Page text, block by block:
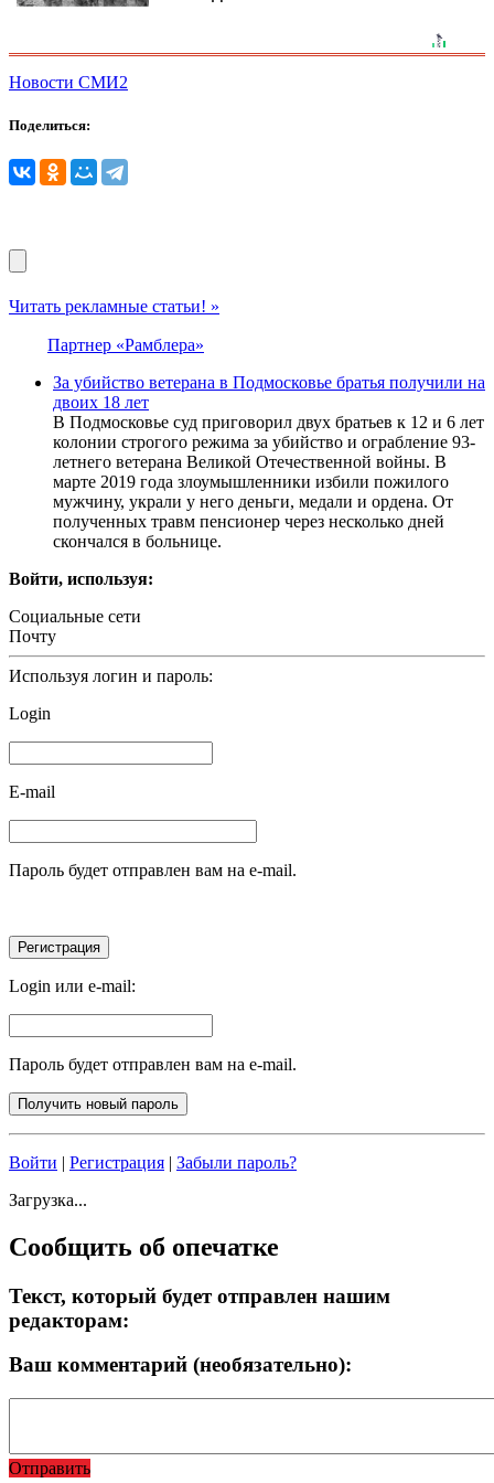
Новости СМИ2
Поделиться:
Читать рекламные статьи! »
Партнер «Рамблера»
За убийство ветерана в Подмосковье братья получили на
двоих 18 лет
В Подмосковье суд приговорил двух братьев к 12 и 6 лет
колонии строгого режима за убийство и ограбление 93-
летнего ветерана Великой Отечественной войны. В
марте 2019 года злоумышленники избили пожилого
мужчину, украли у него деньги, медали и ордена. От
полученных травм пенсионер через несколько дней
скончался в больнице.
Войти, используя:
Социальные сети
Почту
Используя логин и пароль:
Login
E-mail
Пароль будет отправлен вам на e-mail.
Login или e-mail:
Пароль будет отправлен вам на e-mail.
Войти | Регистрация | Забыли пароль?
Загрузка...
Сообщить об опечатке
Текст, который будет отправлен нашим
редакторам:
Ваш комментарий (необязательно):
Отправить